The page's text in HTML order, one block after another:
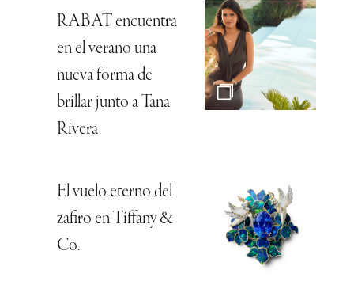
RABAT encuentra
en el verano una
nueva forma de
brillar junto a Tana
Rivera
El vuelo eterno del
zafiro en Tiffany &
Co.